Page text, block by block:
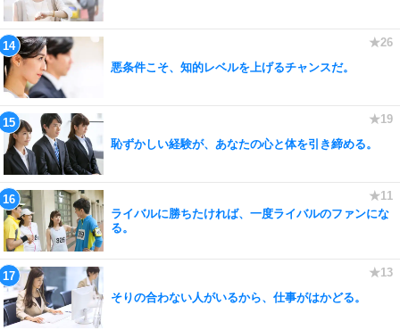
悪条件こそ、知的レベルを上げるチャンスだ。
恥ずかしい経験が、あなたの心と体を引き締める。
ライバルに勝ちたければ、一度ライバルのファンにな
る。
そりの合わない人がいるから、仕事がはかどる。